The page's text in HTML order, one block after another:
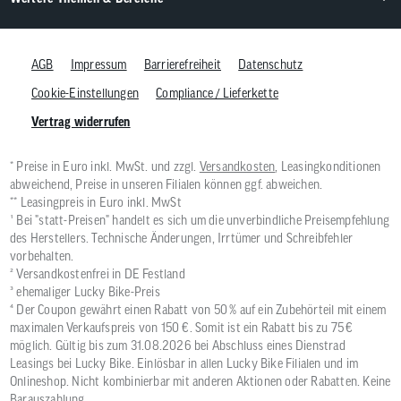
AGB Impressum Barrierefreiheit
Datenschutz
Cookie-Einstellungen
Compliance / Lieferkette
Vertrag widerrufen
* Preise in Euro inkl. MwSt. und zzgl. Versandkosten, Leasingkonditionen
abweichend, Preise in unseren Filialen können ggf. abweichen.
** Leasingpreis in Euro inkl. MwSt
¹ Bei "statt-Preisen" handelt es sich um die unverbindliche Preisempfehlung
des Herstellers. Technische Änderungen, Irrtümer und Schreibfehler
vorbehalten.
² Versandkostenfrei in DE Festland
³ ehemaliger Lucky Bike-Preis
⁴ Der Coupon gewährt einen Rabatt von 50 % auf ein Zubehörteil mit einem
maximalen Verkaufspreis von 150 €. Somit ist ein Rabatt bis zu 75 €
möglich. Gültig bis zum 31.08.2026 bei Abschluss eines Dienstrad
Leasings bei Lucky Bike. Einlösbar in allen Lucky Bike Filialen und im
Onlineshop. Nicht kombinierbar mit anderen Aktionen oder Rabatten. Keine